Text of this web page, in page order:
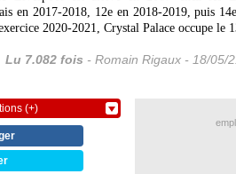
en 2017-2018, 12e en 2018-2019, puis
2020-2021, Crystal Palace occupe le
Lu 7.082 fois - Romain Rigaux - 18/05/
(+)